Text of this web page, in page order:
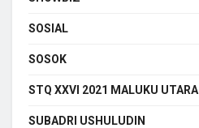
SOSIAL
SOSOK
STQ XXVI 2021 MALUKU UTARA
SUBADRI USHULUDIN